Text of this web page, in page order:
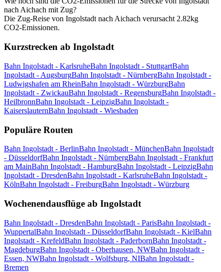
nach Aichach mit Zug?
Die Zug-Reise von Ingolstadt nach Aichach verursacht 2.82kg
CO2-Emissionen.
Kurzstrecken ab Ingolstadt
Bahn Ingolstadt - KarlsruheBahn Ingolstadt - StuttgartBahn
Ingolstadt - AugsburgBahn Ingolstadt - NürnbergBahn Ingolstadt -
Ludwigshafen am RheinBahn Ingolstadt - WürzburgBahn
Ingolstadt - ZwickauBahn Ingolstadt - RegensburgBahn Ingolstadt -
HeilbronnBahn Ingolstadt - LeipzigBahn Ingolstadt -
KaiserslauternBahn Ingolstadt - Wiesbaden
Populäre Routen
Bahn Ingolstadt - BerlinBahn Ingolstadt - MünchenBahn Ingolstadt
- DüsseldorfBahn Ingolstadt - NürnbergBahn Ingolstadt - Frankfurt
am MainBahn Ingolstadt - HamburgBahn Ingolstadt - LeipzigBahn
Ingolstadt - DresdenBahn Ingolstadt - KarlsruheBahn Ingolstadt -
KölnBahn Ingolstadt - FreiburgBahn Ingolstadt - Würzburg
Wochenendausflüge ab Ingolstadt
Bahn Ingolstadt - DresdenBahn Ingolstadt - ParisBahn Ingolstadt -
WuppertalBahn Ingolstadt - DüsseldorfBahn Ingolstadt - KielBahn
Ingolstadt - KrefeldBahn Ingolstadt - PaderbornBahn Ingolstadt -
MagdeburgBahn Ingolstadt - Oberhausen, NWBahn Ingolstadt -
Essen, NWBahn Ingolstadt - Wolfsburg, NIBahn Ingolstadt -
Bremen